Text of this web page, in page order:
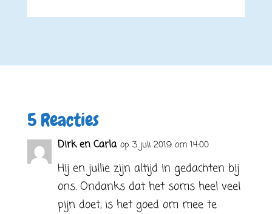
5 Reacties
Dirk en Carla op 3 juli 2019 om 14:00
Hij en jullie zijn altijd in gedachten bij
ons. Ondanks dat het soms heel veel
pijn doet, is het goed om mee te